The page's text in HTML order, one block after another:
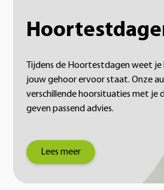
Tijdens de Hoortestdagen weet
jouw gehoor ervoor staat. Onze
verschillende hoorsituaties met je
geven passend advies.
Lees meer